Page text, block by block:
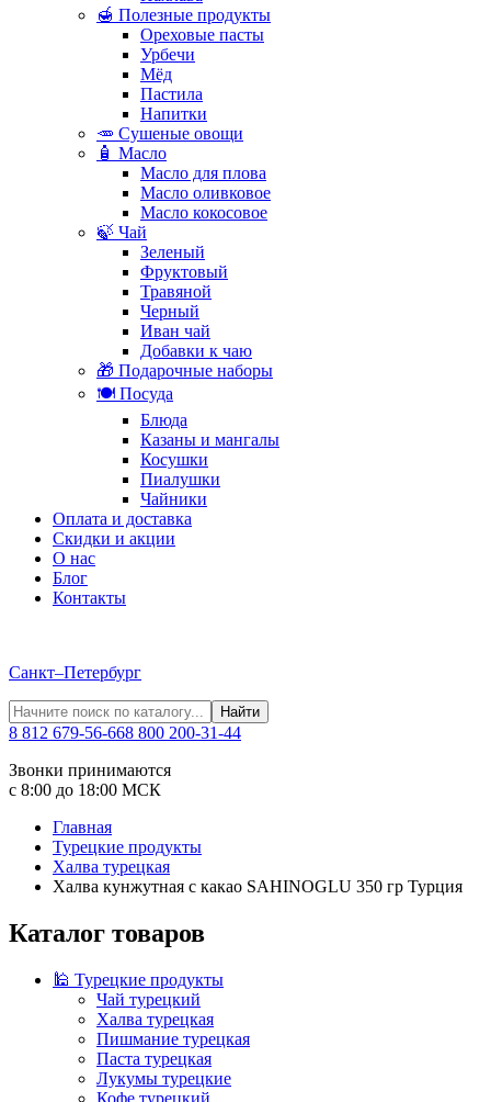
🍯 Полезные продукты
Ореховые пасты
Урбечи
Мёд
Пастила
Напитки
🥕 Сушеные овощи
🧴 Масло
Масло для плова
Масло оливковое
Масло кокосовое
🍃 Чай
Зеленый
Фруктовый
Травяной
Черный
Иван чай
Добавки к чаю
🎁 Подарочные наборы
🍽️ Посуда
Блюда
Казаны и мангалы
Косушки
Пиалушки
Чайники
Оплата и доставка
Скидки и акции
О нас
Блог
Контакты
Санкт–Петербург
Найти
8 812 679-56-668 800 200-31-44
Звонки принимаются
с 8:00 до 18:00 МСК
Главная
Турецкие продукты
Халва турецкая
Халва кунжутная с какао SAHINOGLU 350 гр Турция
Каталог товаров
🕌 Турецкие продукты
Чай турецкий
Халва турецкая
Пишмание турецкая
Паста турецкая
Лукумы турецкие
Кофе турецкий